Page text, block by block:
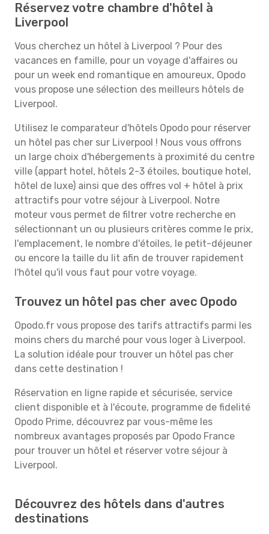
Réservez votre chambre d'hôtel à
Liverpool
Vous cherchez un hôtel à Liverpool ? Pour des
vacances en famille, pour un voyage d'affaires ou
pour un week end romantique en amoureux, Opodo
vous propose une sélection des meilleurs hôtels de
Liverpool.
Utilisez le comparateur d'hôtels Opodo pour réserver
un hôtel pas cher sur Liverpool ! Nous vous offrons
un large choix d'hébergements à proximité du centre
ville (appart hotel, hôtels 2-3 étoiles, boutique hotel,
hôtel de luxe) ainsi que des offres vol + hôtel à prix
attractifs pour votre séjour à Liverpool. Notre
moteur vous permet de filtrer votre recherche en
sélectionnant un ou plusieurs critères comme le prix,
l'emplacement, le nombre d'étoiles, le petit-déjeuner
ou encore la taille du lit afin de trouver rapidement
l'hôtel qu'il vous faut pour votre voyage.
Trouvez un hôtel pas cher avec Opodo
Opodo.fr vous propose des tarifs attractifs parmi les
moins chers du marché pour vous loger à Liverpool.
La solution idéale pour trouver un hôtel pas cher
dans cette destination !
Réservation en ligne rapide et sécurisée, service
client disponible et à l'écoute, programme de fidelité
Opodo Prime, découvrez par vous-même les
nombreux avantages proposés par Opodo France
pour trouver un hôtel et réserver votre séjour à
Liverpool.
Découvrez des hôtels dans d'autres
destinations